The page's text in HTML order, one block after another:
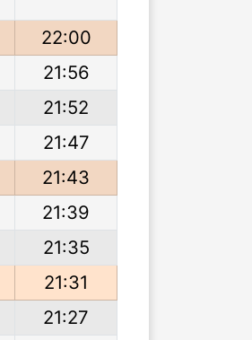
22:00
21:56
21:52
21:47
21:43
21:39
21:35
21:31
21:27